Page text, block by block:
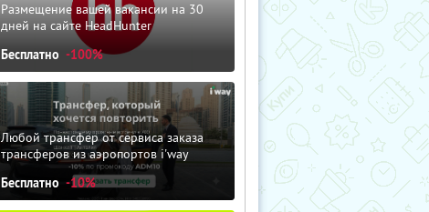
Размещение вашей вакансии на 30
дней на сайте HeadHunter
Бесплатно -100%
Любой трансфер от сервиса заказа
трансферов из аэропортов i'way
Бесплатно -10%